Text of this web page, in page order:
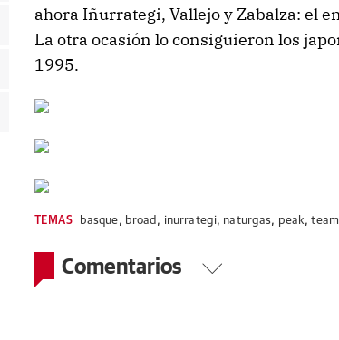
ahora Iñurrategi, Vallejo y Zabalza: el
La otra ocasión lo consiguieron los
1995.
TEMAS basque, broad , inurrategi, naturgas, peak,team
Comentarios